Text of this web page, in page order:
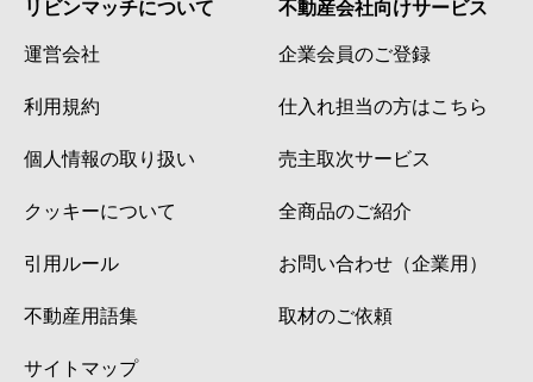
リビンマッチについて
運営会社
利用規約
個人情報の取り扱い
クッキーについて
引用ルール
不動産用語集
サイトマップ
不動産会社向けサービス
企業会員のご登録
仕入れ担当の方はこちら
売主取次サービス
全商品のご紹介
お問い合わせ（企業用）
取材のご依頼